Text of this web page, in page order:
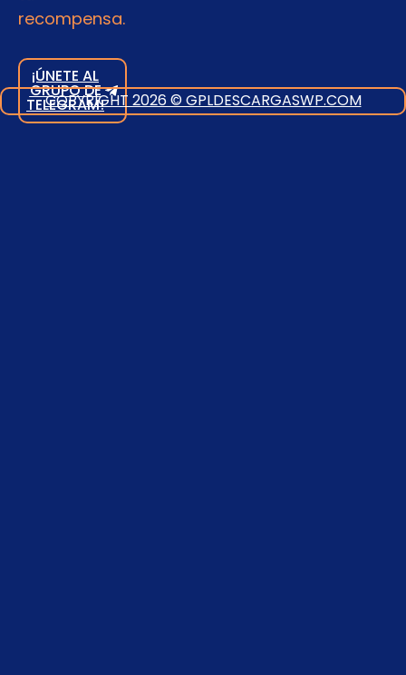
recompensa.
¡ÚNETE AL
GRUPO DE
TELEGRAM!
COPYRIGHT 2026 © GPLDESCARGASWP.COM